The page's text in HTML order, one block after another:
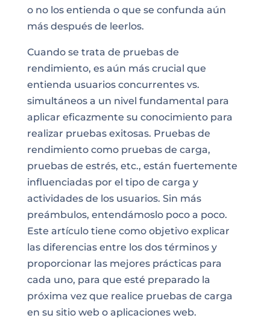
o no los entienda o que se confunda aún
más después de leerlos.
Cuando se trata de pruebas de
rendimiento, es aún más crucial que
entienda usuarios concurrentes vs.
simultáneos a un nivel fundamental para
aplicar eficazmente su conocimiento para
realizar pruebas exitosas. Pruebas de
rendimiento como pruebas de carga,
pruebas de estrés, etc., están fuertemente
influenciadas por el tipo de carga y
actividades de los usuarios. Sin más
preámbulos, entendámoslo poco a poco.
Este artículo tiene como objetivo explicar
las diferencias entre los dos términos y
proporcionar las mejores prácticas para
cada uno, para que esté preparado la
próxima vez que realice pruebas de carga
en su sitio web o aplicaciones web.